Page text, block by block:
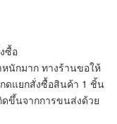
ซื้อ
นักมาก ทางร้านขอให้
ดแยกสั่งซื้อสินค้า 1 ชิ้น
ดขึ้นจากการขนส่งด้วย